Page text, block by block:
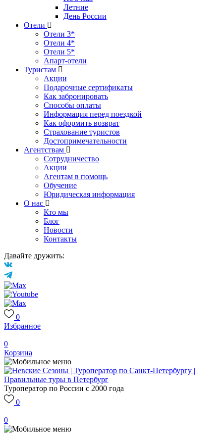
Летние
День России
Отели
Отели 3*
Отели 4*
Отели 5*
Апарт-отели
Туристам
Акции
Подарочные сертификаты
Как забронировать
Способы оплаты
Информация перед поездкой
Как оформить возврат
Страхование туристов
Достопримечательности
Агентствам
Сотрудничество
Акции
Агентам в помощь
Обучение
Юридическая информация
О нас
Кто мы
Блог
Новости
Контакты
Давайте дружить:
0
Избранное
0
Корзина
Туроператор по России с 2000 года
0
0